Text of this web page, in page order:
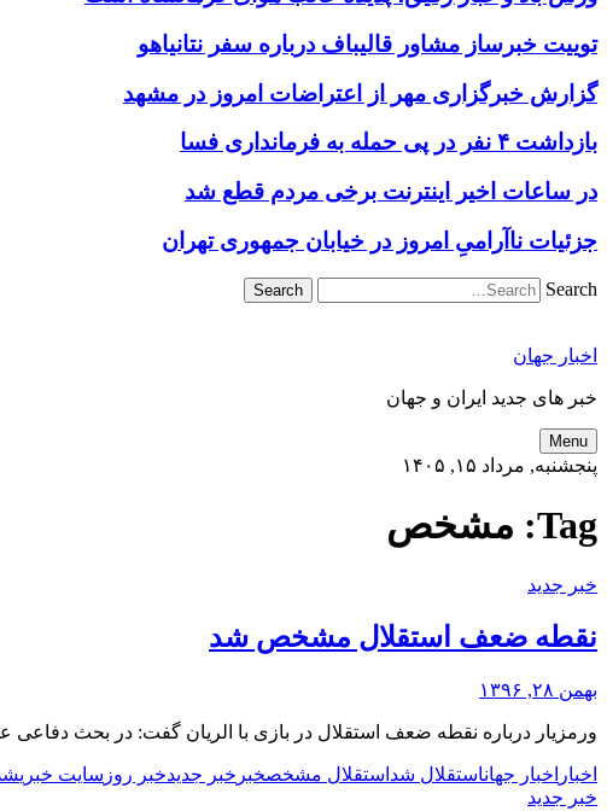
توییت خبرساز مشاور قالیباف درباره سفر نتانیاهو
گزارش خبرگزاری مهر از اعتراضات امروز در مشهد
بازداشت ۴ نفر در پی حمله به فرمانداری فسا
در ساعات اخیر اینترنت برخی مردم قطع شد
جزئیات ناآرامیِ امروز در خیابان جمهوری تهران
Search
اخبار جهان
خبر های جدید ایران و جهان
Menu
پنجشنبه, مرداد ۱۵, ۱۴۰۵
Tag: مشخص
خبر جدید
نقطه ضعف استقلال مشخص شد
بهمن ۲۸, ۱۳۹۶
ورمزیار درباره نقطه ضعف استقلال در بازی با الریان گفت: در بحث دفاعی
اخبار اخبار جهاناستقلال شد استقلال مشخصخبر خبر جدیدخبر روز سایت خبری
خبر جدید